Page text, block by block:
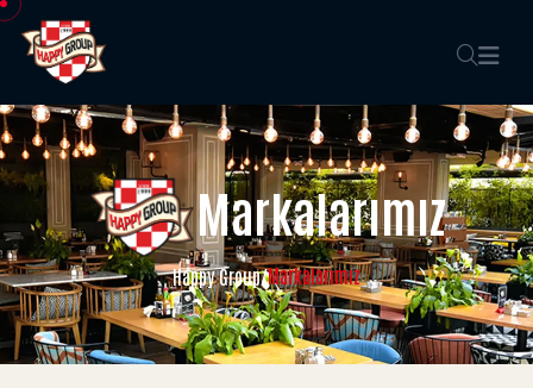
Markalarımız
Happy Group/Markalarımız